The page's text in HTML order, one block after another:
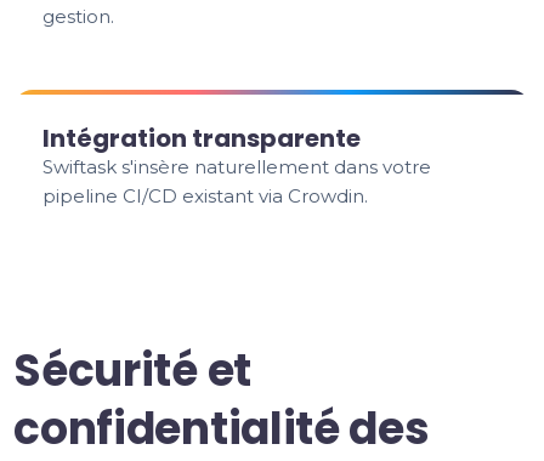
gestion.
Intégration transparente
Swiftask s'insère naturellement dans votre
pipeline CI/CD existant via Crowdin.
Sécurité et
confidentialité des